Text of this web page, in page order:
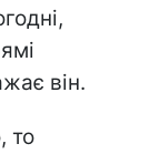
він.
то